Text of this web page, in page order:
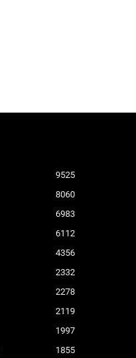
9525
8060
6983
6112
4356
2332
2278
2119
1997
1855